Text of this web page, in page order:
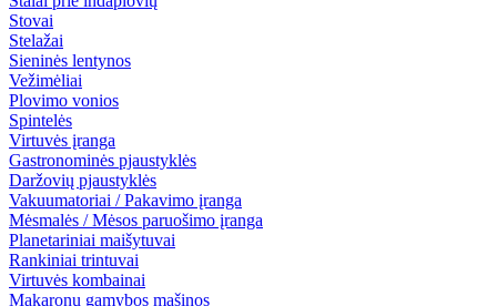
Stovai
Stelažai
Sieninės lentynos
Vežimėliai
Plovimo vonios
Spintelės
Virtuvės įranga
Gastronominės pjaustyklės
Daržovių pjaustyklės
Vakuumatoriai / Pakavimo įranga
Mėsmalės / Mėsos paruošimo įranga
Planetariniai maišytuvai
Rankiniai trintuvai
Virtuvės kombainai
Makaronų gamybos mašinos